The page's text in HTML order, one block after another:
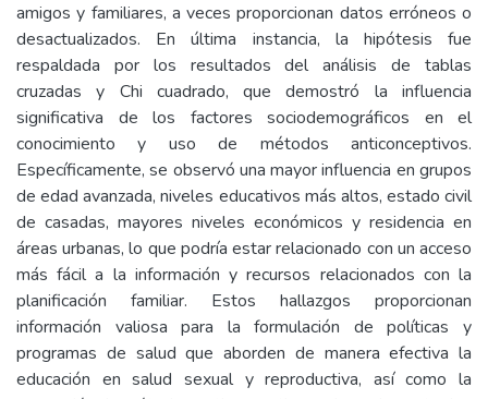
amigos y familiares, a veces proporcionan datos erróneos o
desactualizados. En última instancia, la hipótesis fue
respaldada por los resultados del análisis de tablas
cruzadas y Chi cuadrado, que demostró la influencia
significativa de los factores sociodemográficos en el
conocimiento y uso de métodos anticonceptivos.
Específicamente, se observó una mayor influencia en grupos
de edad avanzada, niveles educativos más altos, estado civil
de casadas, mayores niveles económicos y residencia en
áreas urbanas, lo que podría estar relacionado con un acceso
más fácil a la información y recursos relacionados con la
planificación familiar. Estos hallazgos proporcionan
información valiosa para la formulación de políticas y
programas de salud que aborden de manera efectiva la
educación en salud sexual y reproductiva, así como la